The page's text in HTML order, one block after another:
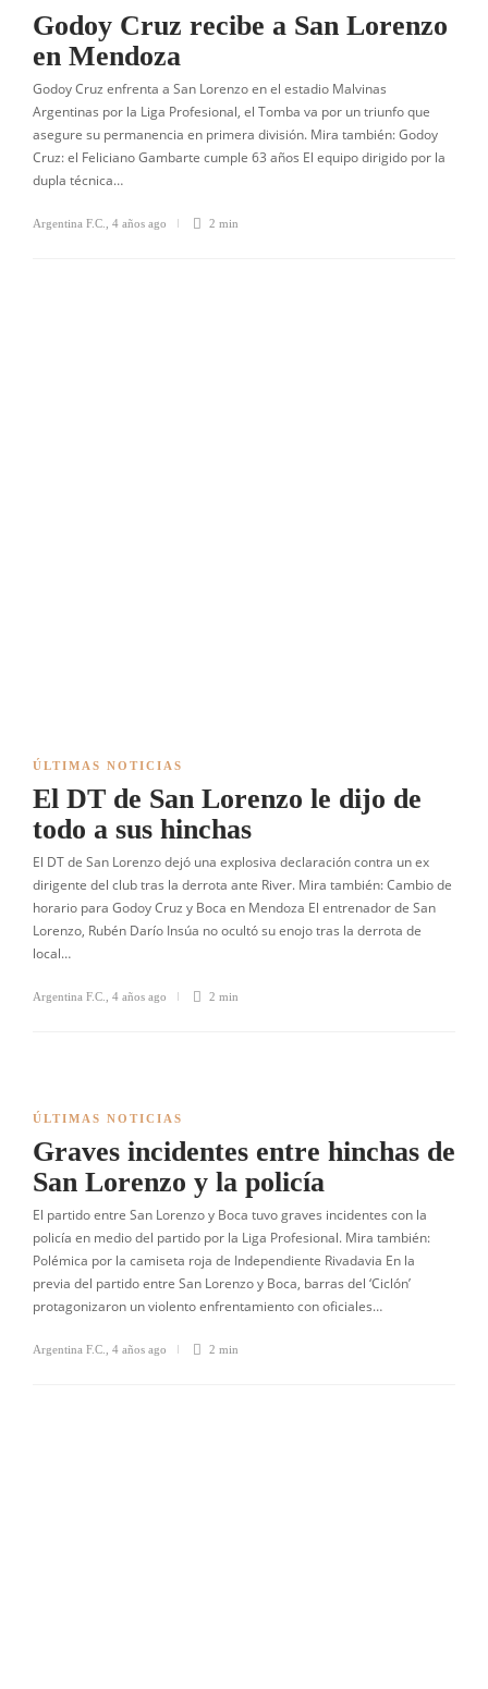
Godoy Cruz recibe a San Lorenzo
en Mendoza
Godoy Cruz enfrenta a San Lorenzo en el estadio Malvinas
Argentinas por la Liga Profesional, el Tomba va por un triunfo que
asegure su permanencia en primera división. Mira también: Godoy
Cruz: el Feliciano Gambarte cumple 63 años El equipo dirigido por la
dupla técnica…
Argentina F.C. 4 años ago 2 min
ÚLTIMAS NOTICIAS
El DT de San Lorenzo le dijo de
todo a sus hinchas
El DT de San Lorenzo dejó una explosiva declaración contra un ex
dirigente del club tras la derrota ante River. Mira también: Cambio de
horario para Godoy Cruz y Boca en Mendoza El entrenador de San
Lorenzo, Rubén Darío Insúa no ocultó su enojo tras la derrota de
local…
Argentina F.C. 4 años ago 2 min
ÚLTIMAS NOTICIAS
Graves incidentes entre hinchas de
San Lorenzo y la policía
El partido entre San Lorenzo y Boca tuvo graves incidentes con la
policía en medio del partido por la Liga Profesional. Mira también:
Polémica por la camiseta roja de Independiente Rivadavia En la
previa del partido entre San Lorenzo y Boca, barras del ‘Ciclón’
protagonizaron un violento enfrentamiento con oficiales…
Argentina F.C. 4 años ago 2 min